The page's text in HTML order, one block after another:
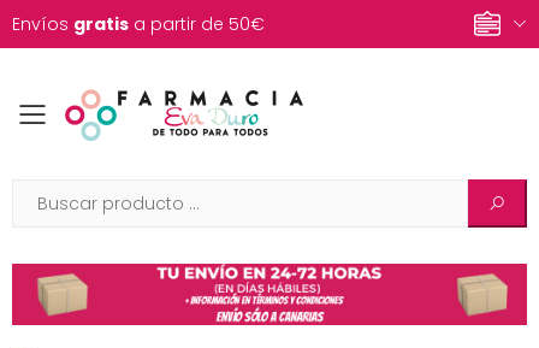
Envíos gratis a partir de 50€
Toggle mobile menu